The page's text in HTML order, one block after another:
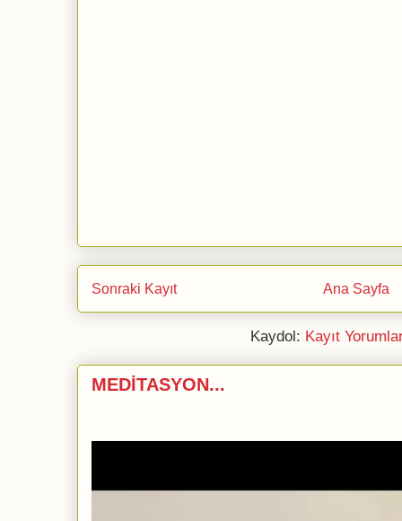
Sonraki Kayıt Ana Sayfa
Kaydol: Kayıt
MEDİTASYON...